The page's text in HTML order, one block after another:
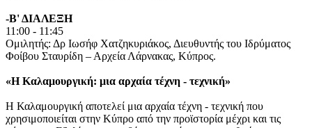
-Β' ΔΙΑΛΕΞΗ
11:00 - 11:45
Ομιλητής: Δρ Ιωσήφ Χατζηκυριάκος, Διευθυντής του Ιδρύματος
Φοίβου Σταυρίδη – Αρχεία Λάρνακας, Κύπρος.
«Η Καλαμουργική: μια αρχαία τέχνη - τεχνική»
Η Καλαμουργική αποτελεί μια αρχαία τέχνη - τεχνική που
χρησιμοποιείται στην Κύπρο από την προϊστορία μέχρι και τις